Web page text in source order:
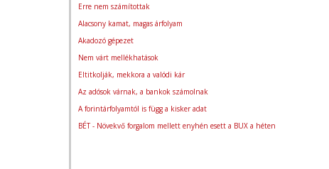
Erre nem számítottak
Alacsony kamat, magas árfolyam
Akadozó gépezet
Nem várt mellékhatások
Eltitkolják, mekkora a valódi kár
Az adósok várnak, a bankok számolnak
A forintárfolyamtól is függ a kisker adat
BÉT - Növekvő forgalom mellett enyhén esett a BUX a héten